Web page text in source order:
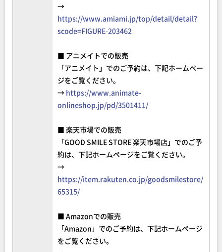
→
https://www.amiami.jp/top/detail/detail?
scode=FIGURE-203462
■ アニメイトでの販売
「アニメイト」でのご予約は、下記ホームペー
ジをご覧ください。
→ https://www.animate-
onlineshop.jp/pd/3501411/
■ 楽天市場での販売
「GOOD SMILE STORE 楽天市場店」でのご予
約は、下記ホームページをご覧ください。
→
https://item.rakuten.co.jp/goodsmilestore/
65315/
■ Amazonでの販売
「Amazon」でのご予約は、下記ホームページ
をご覧ください。